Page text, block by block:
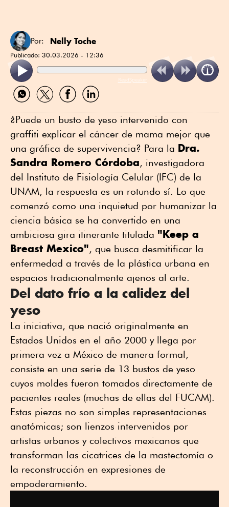
Por: Nelly Toche
Publicado: 30.03.2026 - 12:36
ReadSpeaker
Compartir
por
Compartir
por
Compartir
por
Compartir
por
¿Puede un busto de yeso intervenido con
graffiti explicar el cáncer de mama mejor que
una gráfica de supervivencia? Para la Dra.
Sandra Romero Córdoba, investigadora
del Instituto de Fisiología Celular (IFC) de la
UNAM, la respuesta es un rotundo sí. Lo que
comenzó como una inquietud por humanizar la
ciencia básica se ha convertido en una
ambiciosa gira itinerante titulada "Keep a
Breast Mexico", que busca desmitificar la
enfermedad a través de la plástica urbana en
espacios tradicionalmente ajenos al arte.
Del dato frío a la calidez del
yeso
La iniciativa, que nació originalmente en
Estados Unidos en el año 2000 y llega por
primera vez a México de manera formal,
consiste en una serie de 13 bustos de yeso
cuyos moldes fueron tomados directamente de
pacientes reales (muchas de ellas del FUCAM).
Estas piezas no son simples representaciones
anatómicas; son lienzos intervenidos por
artistas urbanos y colectivos mexicanos que
transforman las cicatrices de la mastectomía o
la reconstrucción en expresiones de
empoderamiento.